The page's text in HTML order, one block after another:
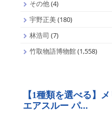
その他(4)
宇野正美(180)
林浩司 (7)
竹取物語博物館(1,558)